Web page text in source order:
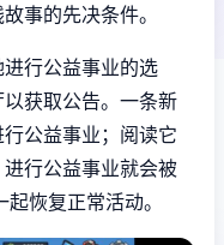
事的先决条件。
行公益事业的选
获取公告。一条新
公益事业；阅读它
行公益事业就会被
恢复正常活动。